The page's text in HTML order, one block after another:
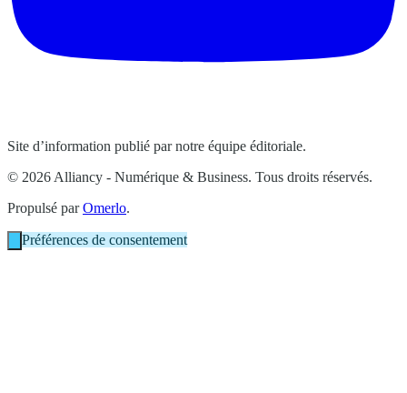
Site d’information publié par notre équipe éditoriale.
© 2026 Alliancy - Numérique & Business. Tous droits réservés.
Propulsé parOmerlo.
Préférences de consentement